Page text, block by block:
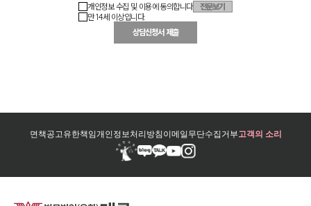
개인정보 수집 및 이용에 동의합니다
전문보기
만 14세 이상입니다.
상담신청서 제출
면책공고유한책임개인정보처리방침이메일무단수집거부고객의 소리